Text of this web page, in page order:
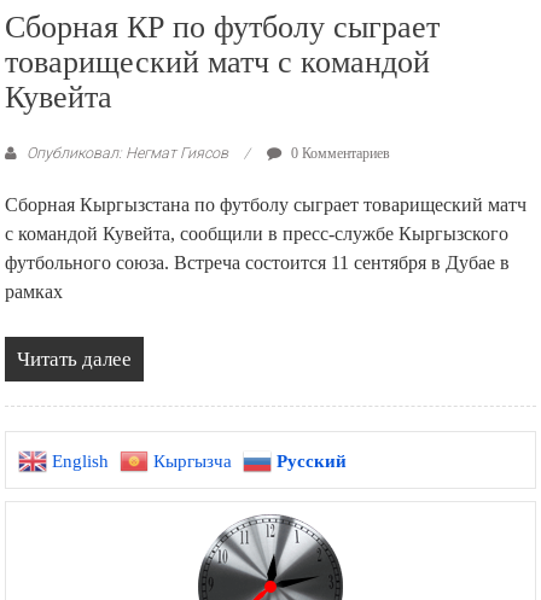
Сборная КР по футболу сыграет
товарищеский матч с командой
Кувейта
Опубликовал: Негмат Гиясов 0 Комментариев
Сборная Кыргызстана по футболу сыграет товарищеский матч
с командой Кувейта, сообщили в пресс-службе Кыргызского
футбольного союза. Встреча состоится 11 сентября в Дубае в
рамках
Читать далее
English Кыргызча Русский